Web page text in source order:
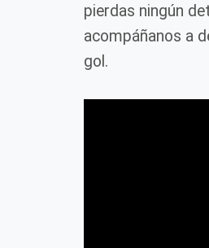
pierdas ningún
acompáñanos a
gol.